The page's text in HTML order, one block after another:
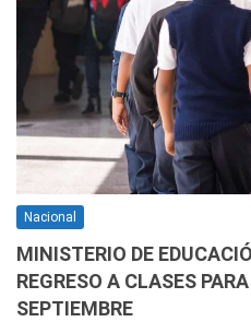
Nacional
MINISTERIO DE
REGRESO A CLASES
SEPTIEMBRE